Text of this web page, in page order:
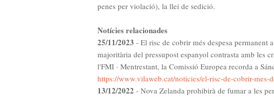
penes per violació), la llei de sedició.
Notícies relacionades
25/11/2023 - El risc de cobrir més despesa permanent
majoritària del pressupost espanyol contrasta amb les
l'FMI · Mentrestant, la Comissió Europea recorda a
https://www.vilaweb.cat/noticies/el-risc-de-cobrir-mes-
13/12/2022 - Nova Zelanda prohibirà de fumar a les